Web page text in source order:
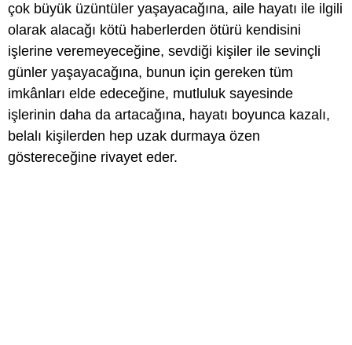
çok büyük üzüntüler yaşayacağına, aile hayatı ile ilgili
olarak alacağı kötü haberlerden ötürü kendisini
işlerine veremeyeceğine, sevdiği kişiler ile sevinçli
günler yaşayacağına, bunun için gereken tüm
imkânları elde edeceğine, mutluluk sayesinde
işlerinin daha da artacağına, hayatı boyunca kazalı,
belalı kişilerden hep uzak durmaya özen
göstereceğine rivayet eder.